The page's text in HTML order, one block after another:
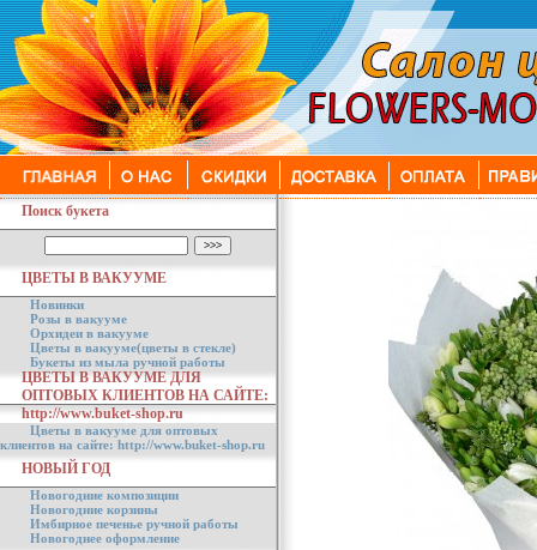
Поиск букета
ЦВЕТЫ В ВАКУУМЕ
Новинки
Розы в вакууме
Орхидеи в вакууме
Цветы в вакууме(цветы в стекле)
Букеты из мыла ручной работы
ЦВЕТЫ В ВАКУУМЕ ДЛЯ
ОПТОВЫХ КЛИЕНТОВ НА САЙТЕ:
http://www.buket-shop.ru
Цветы в вакууме для оптовых
клиентов на сайте: http://www.buket-shop.ru
НОВЫЙ ГОД
Новогодние композиции
Новогодние корзины
Имбирное печенье ручной работы
Новогоднее оформление